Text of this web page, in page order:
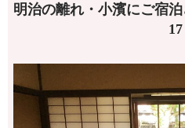
明治の離れ・小濱にご宿
17